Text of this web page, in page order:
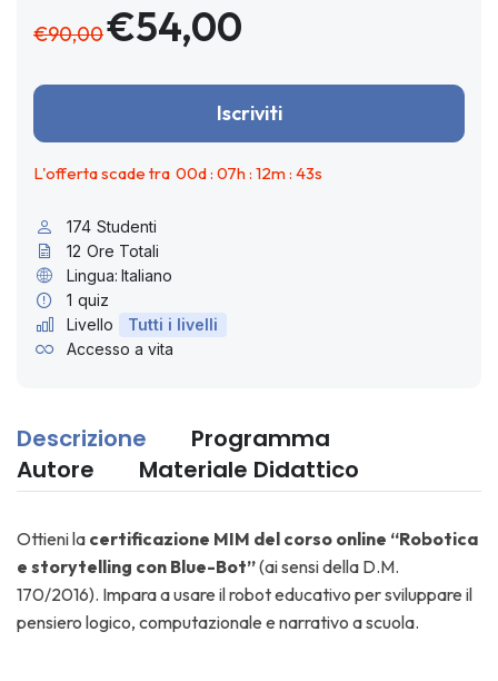
Descrizione
Programma
Autore
Materiale Didattico
Ottieni la certificazione MIM del corso online “Robotica
e storytelling con Blue-Bot”(ai sensi della D.M.
170/2016). Impara a usare il robot educativo per sviluppare il
pensiero logico, computazionale e narrativo a scuola.
€90,00€54,00
Iscriviti
L'offerta scade tra 00d : 07h : 12m : 42s
174 Studenti
12 Ore Totali
Lingua: Italiano
1 quiz
Livello
Tutti i livelli
Accesso a vita